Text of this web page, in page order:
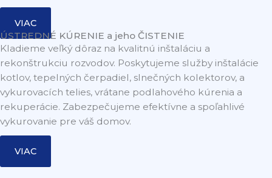
VIAC
ÚSTREDNÉ KÚRENIE a jeho ČISTENIE
Kladieme veľký dôraz na kvalitnú inštaláciu a
rekonštrukciu rozvodov. Poskytujeme služby inštalácie
kotlov, tepelných čerpadiel, slnečných kolektorov, a
vykurovacích telies, vrátane podlahového kúrenia a
rekuperácie. Zabezpečujeme efektívne a spoľahlivé
vykurovanie pre váš domov.
VIAC